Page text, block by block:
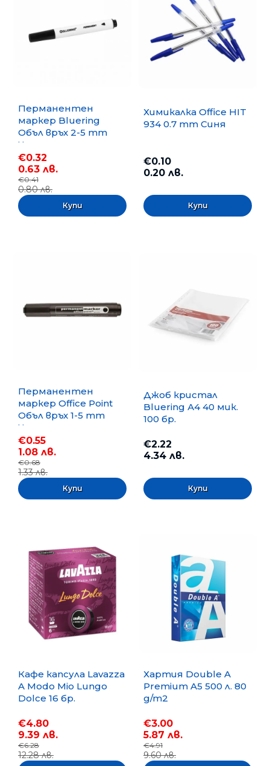
Перманентен
маркер Bluering
Объл връх 2-5 mm
Черен
€0.32
0.63 лв.
€0.41
0.80 лв.
Химикалка Office HIT
934 0.7 mm Синя
€0.10
0.20 лв.
Перманентен
маркер Office Point
Объл връх 1-5 mm
Черен
€0.55
1.08 лв.
€0.68
1.33 лв.
Джоб кристал
Bluering А4 40 мик.
100 бр.
€2.22
4.34 лв.
Кафе капсула Lavazza
A Modo Mio Lungo
Dolce 16 бр.
€4.80
9.39 лв.
€6.28
12.28 лв.
Хартия Double A
Premium A5 500 л. 80
g/m2
€3.00
5.87 лв.
€4.91
9.60 лв.